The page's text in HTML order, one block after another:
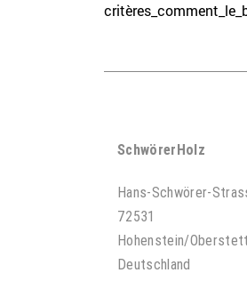
SchwörerHolz
Hans-Schwörer-
72531
Hohenstein/
Deutschland